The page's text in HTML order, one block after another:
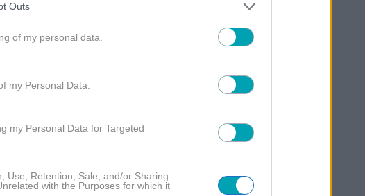
Outs
of my personal data.
my Personal Data.
my Personal Data for Targeted
Use, Retention, Sale, and/or Sharing
with the Purposes for which it